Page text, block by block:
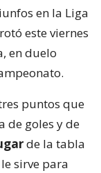
en la Liga
este viernes
en duelo
puntos que
de goles y de
de la tabla
sirve para